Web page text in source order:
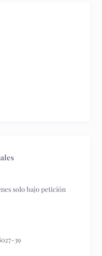
solo bajo petición
39